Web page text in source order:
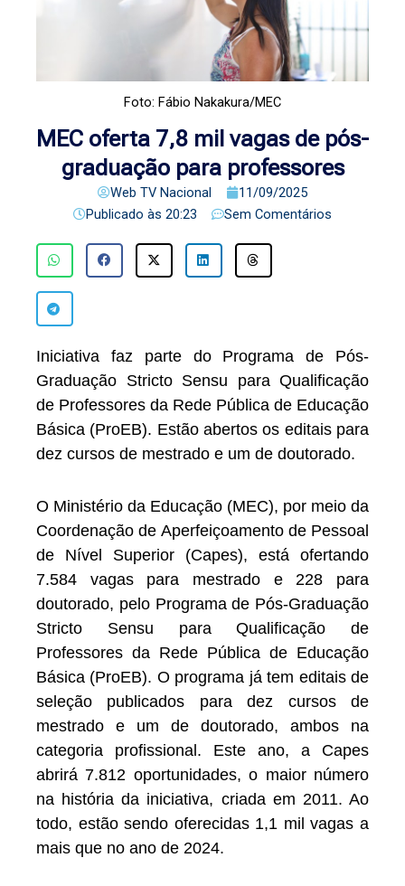
Foto: Fábio Nakakura/MEC
MEC oferta 7,8 mil vagas de pós-
graduação para professores
Web TV Nacional
11/09/2025
Publicado às 20:23 Sem Comentários
Iniciativa faz parte do Programa de Pós-
Graduação Stricto Sensu para Qualificação
de Professores da Rede Pública de Educação
Básica (ProEB). Estão abertos os editais para
dez cursos de mestrado e um de doutorado.
O Ministério da Educação (MEC), por meio da
Coordenação de Aperfeiçoamento de Pessoal
de Nível Superior (Capes), está ofertando
7.584 vagas para mestrado e 228 para
doutorado, pelo Programa de Pós-Graduação
Stricto Sensu para Qualificação de
Professores da Rede Pública de Educação
Básica (ProEB). O programa já tem editais de
seleção publicados para dez cursos de
mestrado e um de doutorado, ambos na
categoria profissional. Este ano, a Capes
abrirá 7.812 oportunidades, o maior número
na história da iniciativa, criada em 2011. Ao
todo, estão sendo oferecidas 1,1 mil vagas a
mais que no ano de 2024.